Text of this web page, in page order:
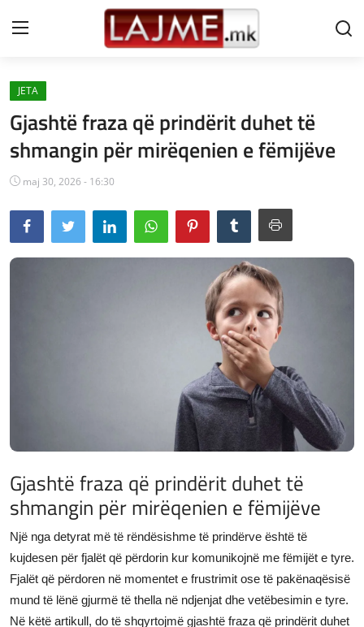
Shtëpi
LAJME MAQEDONI
SHQIPERI
KOSOVA
LAJME NGA BOTA
JETA
Gjashtë fraza që prindërit duhet të
shmangin për mirëqenien e fëmijëve
maj 30, 2026 - 16:30
Gjashtë fraza që prindërit duhet të
shmangin për mirëqenien e fëmijëve
Një nga detyrat më të rëndësishme të prindërve është të
kujdesen për fjalët që përdorin kur komunikojnë me fëmijët e tyre.
Fjalët që përdoren në momentet e frustrimit ose të pakënaqësisë
mund të lënë gjurmë të thella në ndjenjat dhe vetëbesimin e tyre.
Në këtë artikull, do të shqyrtojmë gjashtë fraza që prindërit duhet